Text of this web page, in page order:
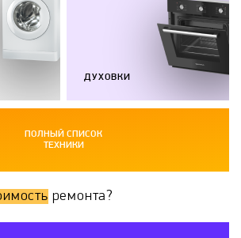
ДУХОВКИ
ПОЛНЫЙ СПИСОК
ТЕХНИКИ
ремонта?